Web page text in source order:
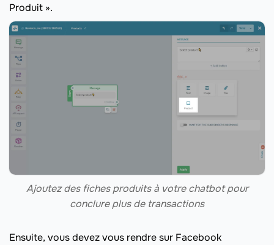
Produit ».
Ajoutez des fiches produits à votre chatbot pour
conclure plus de transactions
Ensuite, vous devez vous rendre sur Facebook